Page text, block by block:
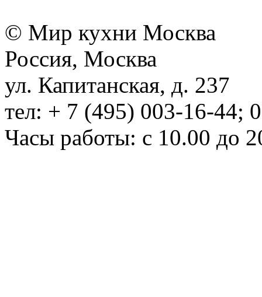
© Мир кухни Москва
Россия, Москва
ул. Капитанская, д. 237
тел: + 7 (495) 003-16-44;
Часы работы: с 10.00 до